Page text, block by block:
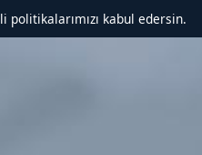
kabul edersin.